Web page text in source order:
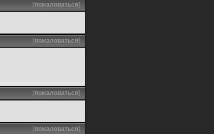
[пожаловаться]
[пожаловаться]
[пожаловаться]
[пожаловаться]